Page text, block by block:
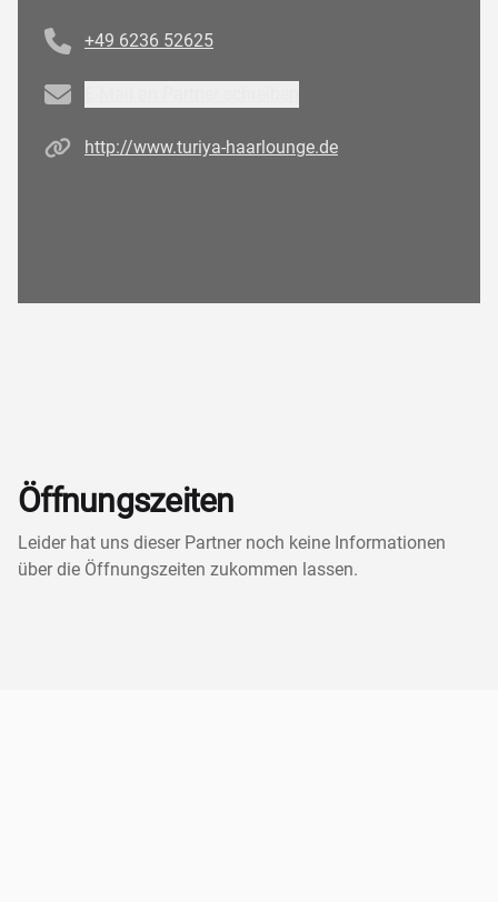
+49 6236 52625
Email
Homepagehttp://www.turiya-haarlounge.de
Öffnungszeiten
Leider hat uns dieser Partner noch keine Informationen
über die Öffnungszeiten zukommen lassen.